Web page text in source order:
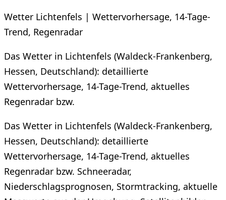
Wetter Lichtenfels | Wettervorhersage, 14-Tage-
Trend, Regenradar
Das Wetter in Lichtenfels (Waldeck-Frankenberg,
Hessen, Deutschland): detaillierte
Wettervorhersage, 14-Tage-Trend, aktuelles
Regenradar bzw.
Das Wetter in Lichtenfels (Waldeck-Frankenberg,
Hessen, Deutschland): detaillierte
Wettervorhersage, 14-Tage-Trend, aktuelles
Regenradar bzw. Schneeradar,
Niederschlagsprognosen, Stormtracking, aktuelle